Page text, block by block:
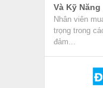
Và Kỹ Năng
Nhân viên
trọng trong
đảm...